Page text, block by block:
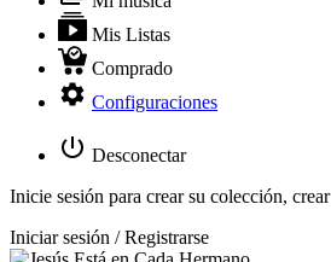
Mis Listas
Comprado
Configuraciones
Desconectar
Inicie sesión para crear su colección,
Iniciar sesión / Registrarse